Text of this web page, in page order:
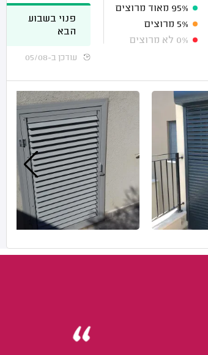
95% מאוד מרוצים
5% מרוצים
0% לא מרוצים
פנוי בשבוע
הבא
עודכן ב-05/08